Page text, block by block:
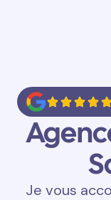
Je vous